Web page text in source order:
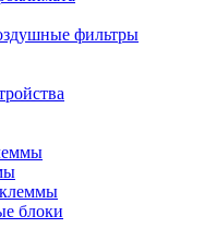
фильтры
клеммы
блоки